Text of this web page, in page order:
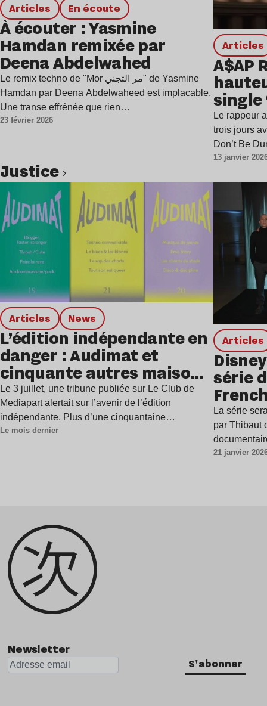
Articles en écoute
À écouter : Yasmine
Hamdan remixée par
Deena Abdelwahed
Le remix techno de "Mor مر التجني" de Yasmine
Hamdan par Deena Abdelwaheed est implacable.
Une transe effrénée que rien…
23 février 2026
Articles
A$AP
single
Le rappeur
trois jours
Don’t Be
13 janvier
Justice
Articles news
L’édition indépendante en
danger : Audimat et
cinquante autres maisons
d’édition alertent
Le 3 juillet, une tribune publiée sur Le Club de
Mediapart alertait sur l’avenir de l’édition
indépendante. Plus d’une cinquantaine…
Le mois dernier
Articles
série
La série
par Thibaut
21 janvier
Lire l’article
Newsletter
S'abonner